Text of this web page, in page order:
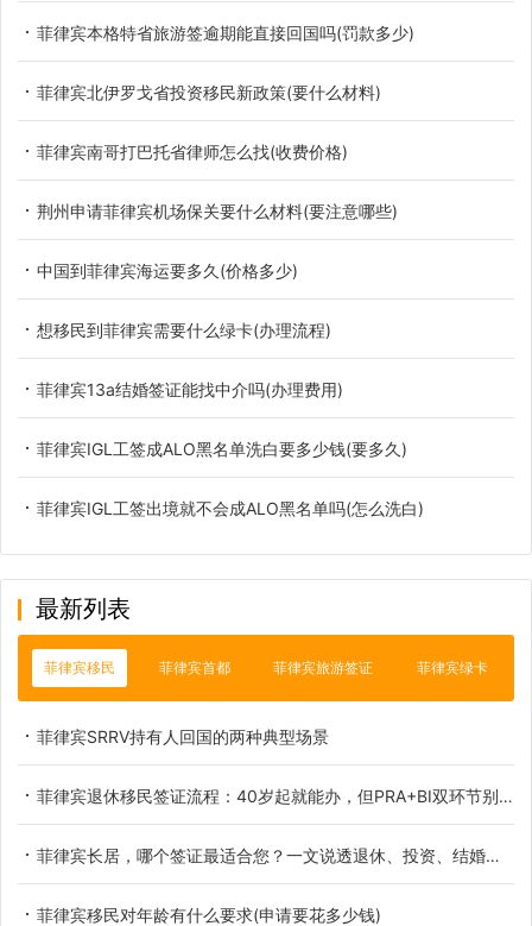
菲律宾本格特省旅游签逾期能直接回国吗(罚款多少)
菲律宾北伊罗戈省投资移民新政策(要什么材料)
菲律宾南哥打巴托省律师怎么找(收费价格)
荆州申请菲律宾机场保关要什么材料(要注意哪些)
中国到菲律宾海运要多久(价格多少)
想移民到菲律宾需要什么绿卡(办理流程)
菲律宾13a结婚签证能找中介吗(办理费用)
菲律宾IGL工签成ALO黑名单洗白要多少钱(要多久)
菲律宾IGL工签出境就不会成ALO黑名单吗(怎么洗白)
最新列表
菲律宾移民 菲律宾首都 菲律宾旅游签证 菲律宾绿卡
菲律宾SRRV持有人回国的两种典型场景
菲律宾退休移民签证流程：40岁起就能办，但PRA+BI双环节别走错
菲律宾长居，哪个签证最适合您？一文说透退休、投资、结婚三大黄金路径！
菲律宾移民对年龄有什么要求(申请要花多少钱)